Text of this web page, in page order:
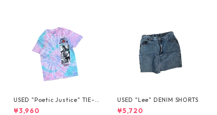
USED "Poetic Justice" TIE-D
YE TEE
¥3,960
USED "Lee" DENIM SHORTS
¥5,720